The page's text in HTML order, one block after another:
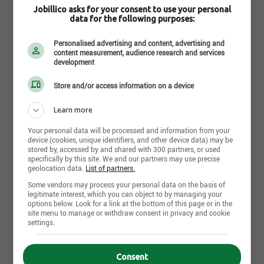
Clôtures Daviault
Install fences
40.00$ to 45.00$ per hour
Saint-Lambert - QC
Fence installer
Clôtures Daviault
Install fences
20.00$ to 36.00$ per hour
Saint-Lambert - QC
Full time
Jobillico asks for your consent to use your personal
data for the following purposes:
Personalised advertising and content, advertising and
content measurement, audience research and services
development
Store and/or access information on a device
Learn more
Your personal data will be processed and information from your
device (cookies, unique identifiers, and other device data) may be
stored by, accessed by and shared with 300 partners, or used
specifically by this site. We and our partners may use precise
geolocation data. List of partners.
Some vendors may process your personal data on the basis of
legitimate interest, which you can object to by managing your
options below. Look for a link at the bottom of this page or in the
site menu to manage or withdraw consent in privacy and cookie
settings.
Consent